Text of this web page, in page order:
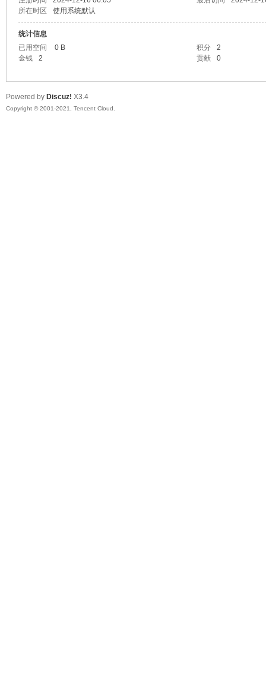
所在时区
使用系统默认
统计信息
已用空间
0 B 积分
2
金钱
2 贡献 0
Powered by Discuz! X3.4
Copyright © 2001-2021, Tencent Cloud.